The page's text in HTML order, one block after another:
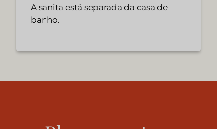
A sanita está separada da casa de
banho.